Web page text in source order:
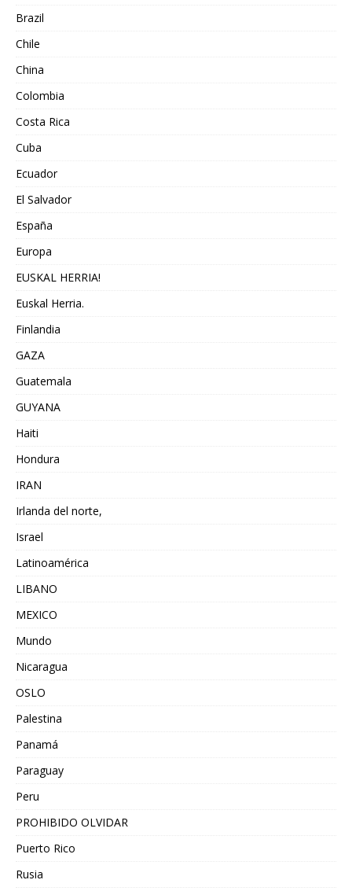
Brazil
Chile
China
Colombia
Costa Rica
Cuba
Ecuador
El Salvador
España
Europa
EUSKAL HERRIA!
Euskal Herria.
Finlandia
GAZA
Guatemala
GUYANA
Haiti
Hondura
IRAN
Irlanda del norte,
Israel
Latinoamérica
LIBANO
MEXICO
Mundo
Nicaragua
OSLO
Palestina
Panamá
Paraguay
Peru
PROHIBIDO OLVIDAR
Puerto Rico
Rusia